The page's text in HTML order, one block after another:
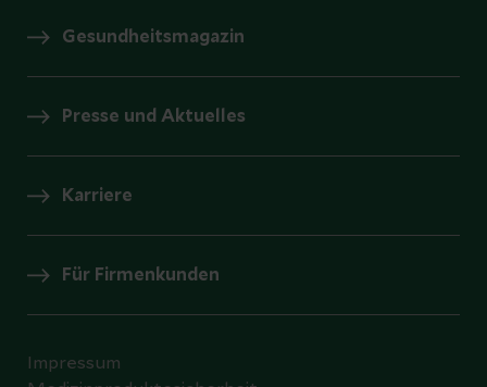
Gesundheitsmagazin
Presse und Aktuelles
Karriere
Für Firmenkunden
Impressum